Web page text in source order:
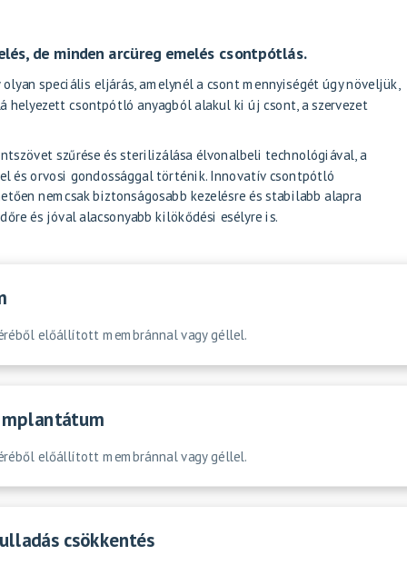
de minden arcüreg emelés csontpótlás.
olyan speciális eljárás, amelynél a csont mennyiségét úgy növeljük,
helyezett csontpótló anyagból alakul ki új csont, a szervezet
szűrése és sterilizálása élvonalbeli technológiával, a
és orvosi gondossággal történik. Innovatív csontpótló
nemcsak biztonságosabb kezelésre és stabilabb alapra
és jóval alacsonyabb kilökődési esélyre is.
előállított membránnal vagy géllel.
előállított membránnal vagy géllel.
csökkentés